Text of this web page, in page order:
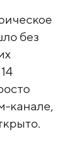
без
канале,